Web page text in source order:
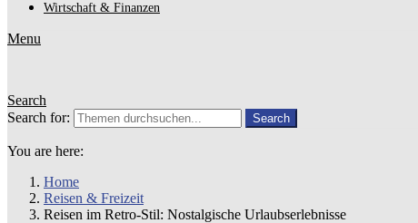
Wirtschaft & Finanzen
Menu
Search
Search for:
Search
You are here:
Home
Reisen & Freizeit
Reisen im Retro-Stil: Nostalgische Urlaubserlebnisse